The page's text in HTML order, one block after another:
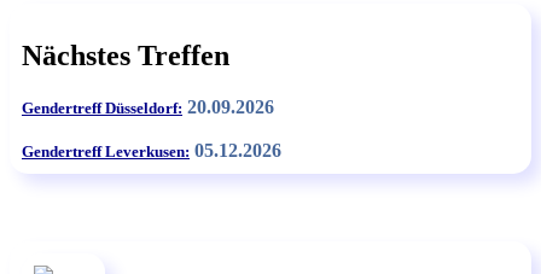
Nächstes Treffen
Gendertreff Düsseldorf: 20.09.2026
Gendertreff Leverkusen: 05.12.2026